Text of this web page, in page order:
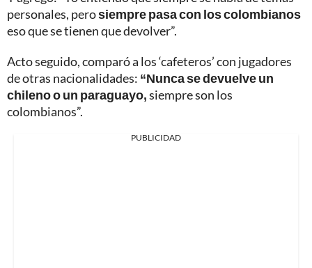
personales, perosiempre pasa con los colombianos
eso que se tienen que devolver”.
Acto seguido, comparó a los ‘cafeteros’ con jugadores
de otras nacionalidades: “Nunca se devuelve un
chileno o un paraguayo,siempre son los
colombianos”.
PUBLICIDAD